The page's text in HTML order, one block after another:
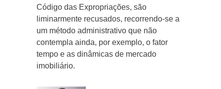
Código das Expropriações, são
liminarmente recusados, recorrendo-se a
um método administrativo que não
contempla ainda, por exemplo, o fator
tempo e as dinâmicas de mercado
imobiliário.